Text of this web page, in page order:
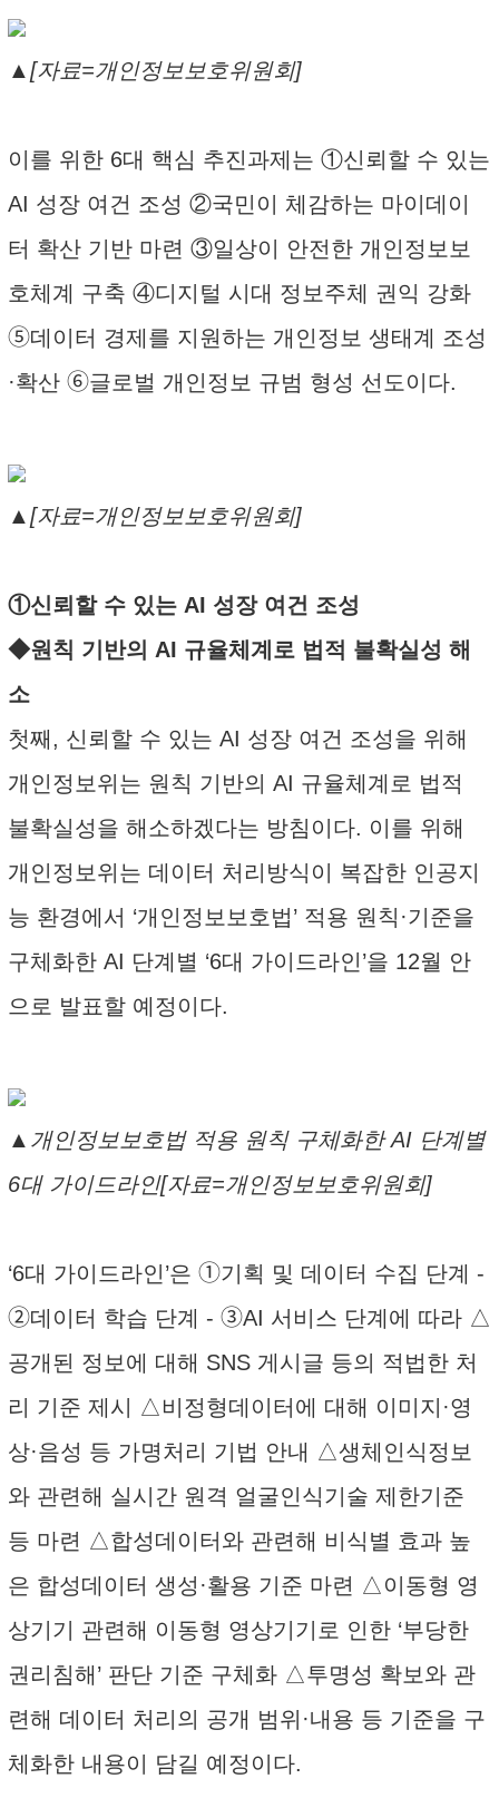
▲[자료=개인정보보호위원회]
이를 위한 6대 핵심 추진과제는 ①신뢰할 수 있는
AI 성장 여건 조성 ②국민이 체감하는 마이데이
터 확산 기반 마련 ③일상이 안전한 개인정보보
호체계 구축 ④디지털 시대 정보주체 권익 강화
➄데이터 경제를 지원하는 개인정보 생태계 조성
·확산 ➅글로벌 개인정보 규범 형성 선도이다.
▲[자료=개인정보보호위원회]
①신뢰할 수 있는 AI 성장 여건 조성
◆원칙 기반의 AI 규율체계로 법적 불확실성 해
소
첫째, 신뢰할 수 있는 AI 성장 여건 조성을 위해
개인정보위는 원칙 기반의 AI 규율체계로 법적
불확실성을 해소하겠다는 방침이다. 이를 위해
개인정보위는 데이터 처리방식이 복잡한 인공지
능 환경에서 ‘개인정보보호법’ 적용 원칙·기준을
구체화한 AI 단계별 ‘6대 가이드라인’을 12월 안
으로 발표할 예정이다.
▲개인정보보호법 적용 원칙 구체화한 AI 단계별
6대 가이드라인[자료=개인정보보호위원회]
‘6대 가이드라인’은 ➀기획 및 데이터 수집 단계 -
➁데이터 학습 단계 - ➂AI 서비스 단계에 따라 △
공개된 정보에 대해 SNS 게시글 등의 적법한 처
리 기준 제시 △비정형데이터에 대해 이미지·영
상·음성 등 가명처리 기법 안내 △생체인식정보
와 관련해 실시간 원격 얼굴인식기술 제한기준
등 마련 △합성데이터와 관련해 비식별 효과 높
은 합성데이터 생성·활용 기준 마련 △이동형 영
상기기 관련해 이동형 영상기기로 인한 ‘부당한
권리침해’ 판단 기준 구체화 △투명성 확보와 관
련해 데이터 처리의 공개 범위·내용 등 기준을 구
체화한 내용이 담길 예정이다.